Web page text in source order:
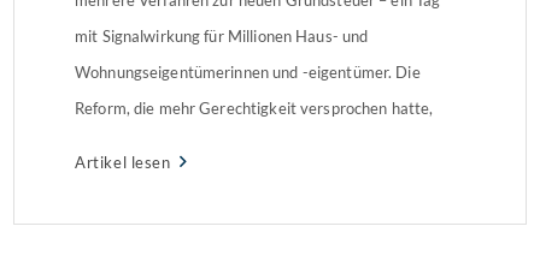
mit Signalwirkung für Millionen Haus- und
Wohnungseigentümerinnen und -eigentümer. Die
Reform, die mehr Gerechtigkeit versprochen hatte,
Artikel lesen